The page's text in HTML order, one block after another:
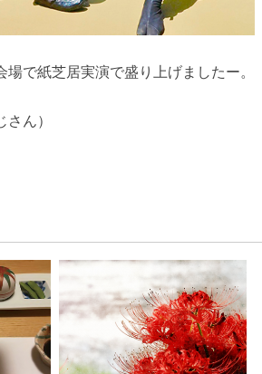
で紙芝居実演で盛り上げましたー。
さん）